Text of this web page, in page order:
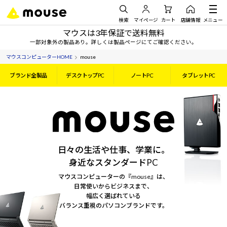
検索 マイページ カート 店舗情報 メニュー
マウスは3年保証で送料無料
一部対象外の製品あり。詳しくは製品ページにてご確認ください。
マウスコンピューターHOME mouse
ブランド全製品 デスクトップPC ノートPC タブレットPC
日々の生活や仕事、学業に。
身近なスタンダードPC
マウスコンピューターの『mouse』は、
日常使いからビジネスまで、
幅広く選ばれている
バランス重視のパソコンブランドです。